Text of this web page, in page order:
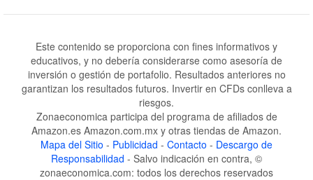
Este contenido se proporciona con fines informativos y
educativos, y no debería considerarse como asesoría de
inversión o gestión de portafolio. Resultados anteriores no
garantizan los resultados futuros. Invertir en CFDs conlleva a
riesgos.
Zonaeconomica participa del programa de afiliados de
Amazon.es Amazon.com.mx y otras tiendas de Amazon.
Mapa del Sitio - Publicidad - Contacto - Descargo de
Responsabilidad - Salvo indicación en contra, ©
zonaeconomica.com: todos los derechos reservados